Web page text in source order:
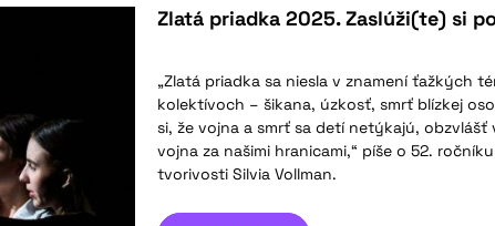
Zlatá priadka 2025. Zaslúži(te) si
„Zlatá priadka sa niesla v znamení ťažkých
kolektívoch – šikana, úzkosť, smrť blízkej
si, že vojna a smrť sa detí netýkajú,
vojna za našimi hranicami,“ píše o 52.
tvorivosti Silvia Vollman.